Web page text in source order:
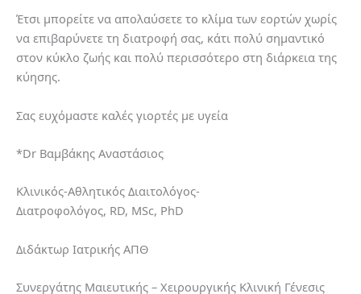
Έτσι μπορείτε να απολαύσετε το κλίμα των εορτών χωρίς
να επιβαρύνετε τη διατροφή σας, κάτι πολύ σημαντικό
στον κύκλο ζωής και πολύ περισσότερο στη διάρκεια της
κύησης.
Σας ευχόμαστε καλές γιορτές με υγεία
*Dr Βαμβάκης Αναστάσιος
Κλινικός-Αθλητικός Διαιτολόγος-
Διατροφολόγος, RD, MSc, PhD
Διδάκτωρ Ιατρικής ΑΠΘ
Συνεργάτης Μαιευτικής – Χειρουργικής Κλινική Γένεσις